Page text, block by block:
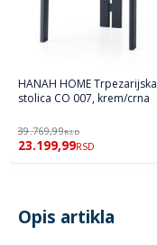
HANAH HOME Trpezarijska
stolica CO 007, krem/crna
39.769,99RSD
23.199,99RSD
Opis artikla